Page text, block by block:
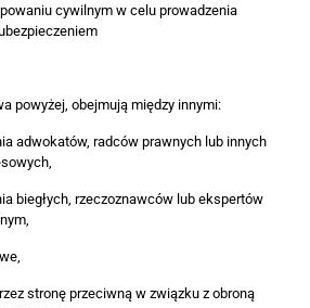
cywilnym w celu prowadzenia
powyżej, obejmują między innymi:
adwokatów, radców prawnych lub innych
biegłych, rzeczoznawców lub ekspertów
stronę przeciwną w związku z obroną